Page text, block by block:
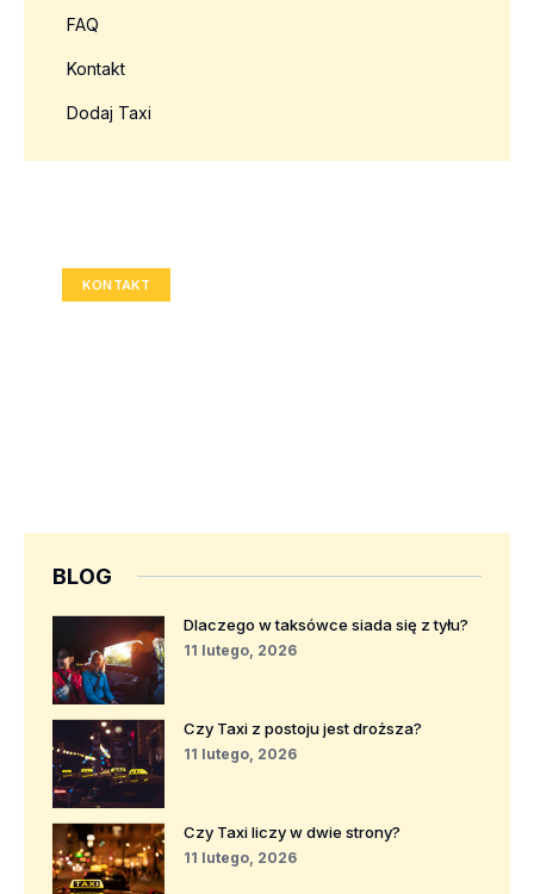
FAQ
Kontakt
Dodaj Taxi
KONTAKT
BLOG
Dlaczego w taksówce siada się z tyłu?
11 lutego, 2026
Czy Taxi z postoju jest droższa?
11 lutego, 2026
Czy Taxi liczy w dwie strony?
11 lutego, 2026